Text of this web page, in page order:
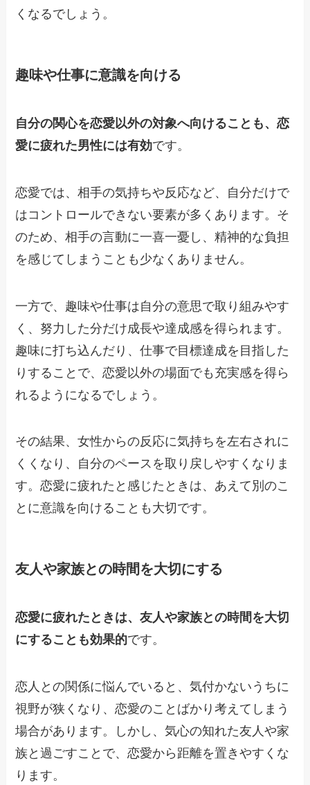
くなるでしょう。
趣味や仕事に意識を向ける
自分の関心を恋愛以外の対象へ向けることも、恋
愛に疲れた男性には有効です。
恋愛では、相手の気持ちや反応など、自分だけで
はコントロールできない要素が多くあります。そ
のため、相手の言動に一喜一憂し、精神的な負担
を感じてしまうことも少なくありません。
一方で、趣味や仕事は自分の意思で取り組みやす
く、努力した分だけ成長や達成感を得られます。
趣味に打ち込んだり、仕事で目標達成を目指した
りすることで、恋愛以外の場面でも充実感を得ら
れるようになるでしょう。
その結果、女性からの反応に気持ちを左右されに
くくなり、自分のペースを取り戻しやすくなりま
す。恋愛に疲れたと感じたときは、あえて別のこ
とに意識を向けることも大切です。
友人や家族との時間を大切にする
恋愛に疲れたときは、友人や家族との時間を大切
にすることも効果的です。
恋人との関係に悩んでいると、気付かないうちに
視野が狭くなり、恋愛のことばかり考えてしまう
場合があります。しかし、気心の知れた友人や家
族と過ごすことで、恋愛から距離を置きやすくな
ります。